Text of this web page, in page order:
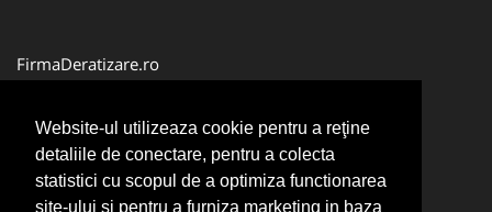
Website-ul utilizeaza cookie pentru a reţine
detaliile de conectare, pentru a colecta
statistici cu scopul de a optimiza functionarea
site-ului si pentru a furniza marketing in baza
FirmaDeratizare.ro
SalonFrizerieCanina.com
Scoala-Auto.com.ro